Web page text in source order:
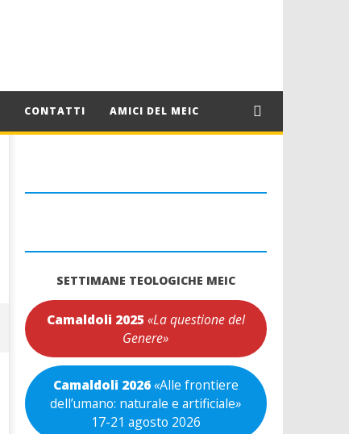
CONTATTI AMICI DEL MEIC
SETTIMANE TEOLOGICHE MEIC
Camaldoli 2025 «La questione del
Genere»
Camaldoli 2026«Alle frontiere
dell’umano: naturale e artificiale»
17-21 agosto 2026